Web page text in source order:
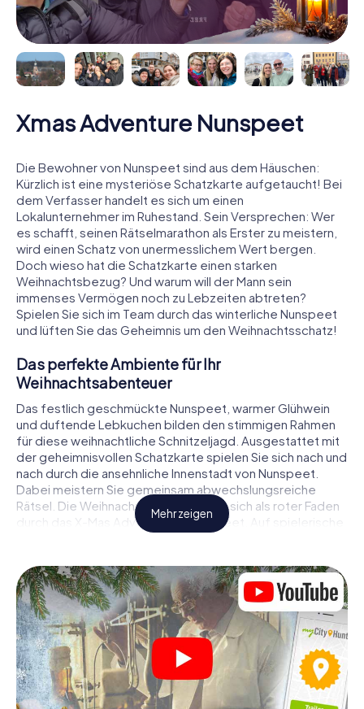
Xmas Adventure Nunspeet
Die Bewohner von Nunspeet sind aus dem Häuschen:
Kürzlich ist eine mysteriöse Schatzkarte aufgetaucht! Bei
dem Verfasser handelt es sich um einen
Lokalunternehmer im Ruhestand. Sein Versprechen: Wer
es schafft, seinen Rätselmarathon als Erster zu meistern,
wird einen Schatz von unermesslichem Wert bergen.
Doch wieso hat die Schatzkarte einen starken
Weihnachtsbezug? Und warum will der Mann sein
immenses Vermögen noch zu Lebzeiten abtreten?
Spielen Sie sich im Team durch das winterliche Nunspeet
und lüften Sie das Geheimnis um den Weihnachtsschatz!
Das perfekte Ambiente für Ihr
Weihnachtsabenteuer
Das festlich geschmückte Nunspeet, warmer Glühwein
und duftende Lebkuchen bilden den stimmigen Rahmen
für diese weihnachtliche Schnitzeljagd. Ausgestattet mit
der geheimnisvollen Schatzkarte spielen Sie sich nach und
nach durch die ansehnliche Innenstadt von Nunspeet.
Dabei meistern Sie gemeinsam abwechslungsreiche
Rätsel. Die Weihnachtsthematik zieht sich als roter Faden
durch das X-Mas Adventure in Nunspeet. Auf spielerische
Weise erfahren Sie faszinierende Anekdoten rund um das
Hinweise richtig zu deuten und anderen Schatzsuchern
stets einen Schritt voraus zu sein?
Der Weihnachtsmarkt von Nunspeet als
Zwischenstopp
Stellen Sie ein kompetentes Team aus Freunden oder
Familienmitgliedern zusammen und begeben Sie sich
gemeinsam auf eine weihnachtliche Rätseltour durch
Mehr zeigen